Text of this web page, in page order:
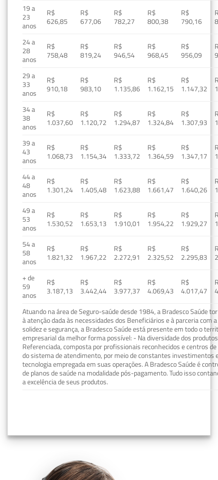
19 a
23
anos
R$
626,85
R$
677,06
R$
782,27
R$
800,38
R$
790,16
24 a
28
anos
R$
758,48
R$
819,24
R$
946,54
R$
968,45
R$
956,09
29 a
33
anos
R$
910,18
R$
983,10
R$
1.135,86
R$
1.162,15
R$
1.147,32
34 a
38
anos
R$
1.037,60
R$
1.120,72
R$
1.294,87
R$
1.324,84
R$
1.307,93
39 a
43
anos
R$
1.068,73
R$
1.154,34
R$
1.333,72
R$
1.364,59
R$
1.347,17
44 a
48
anos
R$
1.301,24
R$
1.405,48
R$
1.623,88
R$
1.661,47
R$
1.640,26
49 a
53
anos
R$
1.530,52
R$
1.653,13
R$
1.910,01
R$
1.954,22
R$
1.929,27
54 a
58
anos
R$
1.821,32
R$
1.967,22
R$
2.272,91
R$
2.325,52
R$
2.295,83
+ de
59
anos
R$
3.187,13
R$
3.442,44
R$
3.977,37
R$
4.069,43
R$
4.017,47
Atuando na área de Seguro-saúde desde 1984, a Bradesco Saúde
à atenção dada às necessidades dos Beneficiários e à parceria com
solidez e segurança, a Bradesco Saúde está presente em todo o
empresarial da melhor forma possível: - Na diversidade dos
Referenciada, composta por profissionais reconhecidos e centros
do sistema de atendimento, por meio de constantes investimentos
tecnologia empregada em suas operações. A Bradesco Saúde é
de planos de saúde na modalidade pós-pagamento. Tudo isso
a excelência de seus produtos.